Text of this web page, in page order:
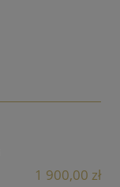
1 900,00 zł